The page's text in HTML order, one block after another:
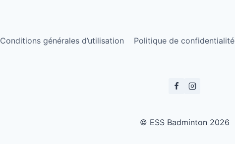
Conditions générales d’utilisation Politique de confidentialité
© ESS Badminton 2026